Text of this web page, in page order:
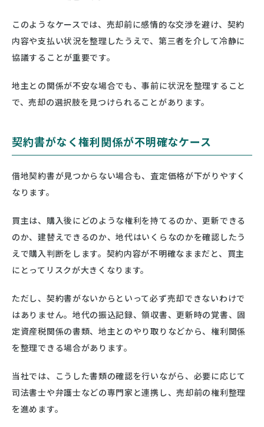
このようなケースでは、売却前に感情的な交渉を避け、契約
内容や支払い状況を整理したうえで、第三者を介して冷静に
協議することが重要です。
地主との関係が不安な場合でも、事前に状況を整理すること
で、売却の選択肢を見つけられることがあります。
契約書がなく権利関係が不明確なケース
借地契約書が見つからない場合も、査定価格が下がりやすく
なります。
買主は、購入後にどのような権利を持てるのか、更新できる
のか、建替えできるのか、地代はいくらなのかを確認したう
えで購入判断をします。契約内容が不明確なままだと、買主
にとってリスクが大きくなります。
ただし、契約書がないからといって必ず売却できないわけで
はありません。地代の振込記録、領収書、更新時の覚書、固
定資産税関係の書類、地主とのやり取りなどから、権利関係
を整理できる場合があります。
当社では、こうした書類の確認を行いながら、必要に応じて
司法書士や弁護士などの専門家と連携し、売却前の権利整理
を進めます。